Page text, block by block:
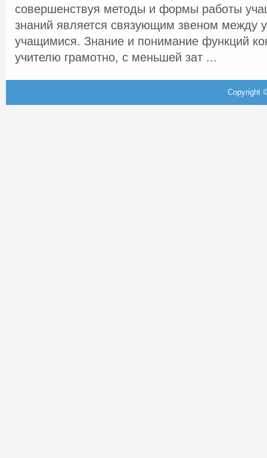
совершенствуя методы и формы работы
знаний является связующим звеном между
учащимися. Знание и понимание функций
учителю грамотно, с меньшей зат ...
Copyright